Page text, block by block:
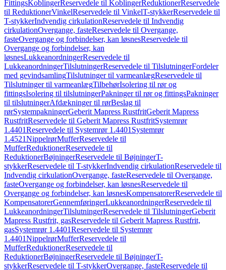
FittingsKoblingerReservedele til KoblingerReduktionerReservedele
til ReduktionerVinkelReservedele til VinkelT-stykkerReservedele til
T-stykkerIndvendig cirkulationReservedele til Indvendig
cirkulationOvergange, fasteReservedele til Overgange,
fasteOvergange og forbindelser, kan løsnesReservedele til
Overgange og forbindelser, kan
løsnesLukkeanordningerReservedele til
LukkeanordningerTilslutningerReservedele til TilslutningerFordeler
med gevindsamlingTilslutninger til varmeanlægReservedele til
Tilslutninger til varmeanlægTilbehørIsolering til rør og
fittingsIsolering til tilslutningerPakninger til rør og fittingsPakninger
til tilslutningerAfdækninger til rørBeslag til
rørSystempakningerGeberit Mapress RustfritGeberit Mapress
RustfritReservedele til Geberit Mapress RustfritSystemrør
1.4401Reservedele til Systemrør 1.4401 Systemrør
1.4521NippelrørMufferReservedele til
MufferReduktionerReservedele til
ReduktionerBøjningerReservedele til BøjningerT-
stykkerReservedele til T-stykkerIndvendig cirkulationReservedele til
Indvendig cirkulationOvergange, fasteReservedele til Overgange,
fasteOvergange og forbindelser, kan løsnesReservedele til
Overgange og forbindelser, kan løsnesKompensatorerReservedele til
KompensatorerGennemføringerLukkeanordningerReservedele til
LukkeanordningerTilslutningerReservedele til TilslutningerGeberit
Mapress Rustfrit, gasReservedele til Geberit Mapress Rustfrit,
gasSystemrør 1.4401Reservedele til Systemrør
1.4401NippelrørMufferReservedele til
MufferReduktionerReservedele til
ReduktionerBøjningerReservedele til BøjningerT-
stykkerReservedele til T-stykkerOvergange, fasteReservedele til